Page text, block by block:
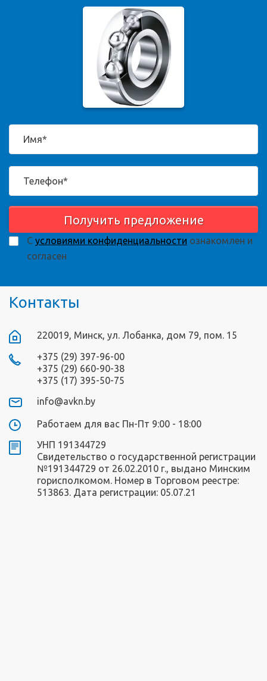
Получить предложение
С условиями конфиденциальности ознакомлен и
согласен
Контакты
220019, Минск, ул. Лобанка, дом 79, пом. 15
+375 (29) 397-96-00
+375 (29) 660-90-38
+375 (17) 395-50-75
info@avkn.by
Работаем для вас Пн-Пт 9:00 - 18:00
УНП 191344729
Свидетельство о государственной регистрации
№191344729 от 26.02.2010 г., выдано Минским
горисполкомом. Номер в Торговом реестре:
513863. Дата регистрации: 05.07.21